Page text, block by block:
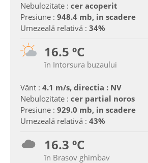
Nebulozitate : cer acoperit
Presiune : 948.4 mb, in scadere
Umezeală relativă : 34%
16.5 ºC
în Intorsura buzaului
Vânt : 4.1 m/s, directia : NV
Nebulozitate : cer partial noros
Presiune : 929.0 mb, in scadere
Umezeală relativă : 43%
16.3 ºC
în Brasov ghimbav